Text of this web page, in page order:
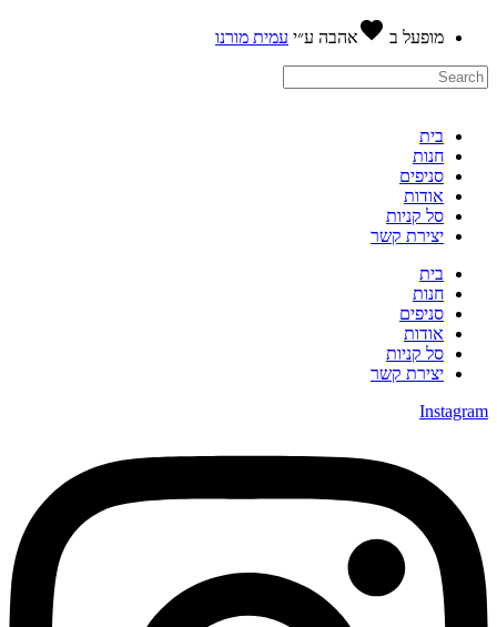
מופעל ב favoriteאהבהע״יעמית מורנו
בית
חנות
סניפים
אודות
סל קניות
יצירת קשר
בית
חנות
סניפים
אודות
סל קניות
יצירת קשר